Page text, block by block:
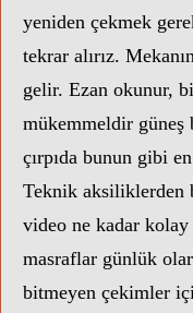
yeniden çekmek
tekrar alırız.
gelir. Ezan okunur,
mükemmeldir
çırpıda bunun gibi
Teknik aksiliklerden
video ne kadar kolay
masraflar günlük
bitmeyen çekimler